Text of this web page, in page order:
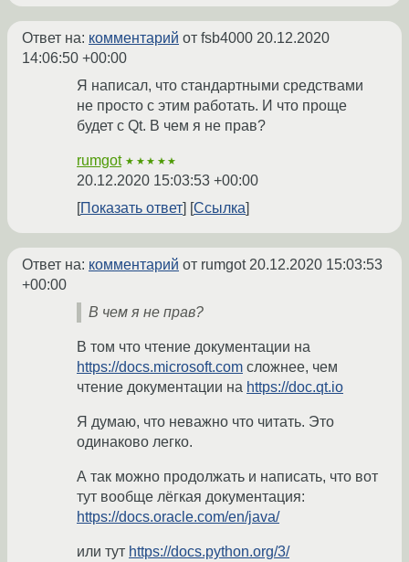
Ответ на: комментарий от fsb4000 20.12.2020
14:06:50 +00:00
Я написал, что стандартными средствами
не просто с этим работать. И что проще
будет с Qt. В чем я не прав?
rumgot ★★★★★
20.12.2020 15:03:53 +00:00
Показать ответ
Ссылка
Ответ на: комментарий от rumgot20.12.2020 15:03:53
+00:00
В чем я не прав?
В том что чтение документации на
https://docs.microsoft.com сложнее, чем
чтение документации на https://doc.qt.io
Я думаю, что неважно что читать. Это
одинаково легко.
А так можно продолжать и написать, что вот
тут вообще лёгкая документация:
https://docs.oracle.com/en/java/
или тут https://docs.python.org/3/